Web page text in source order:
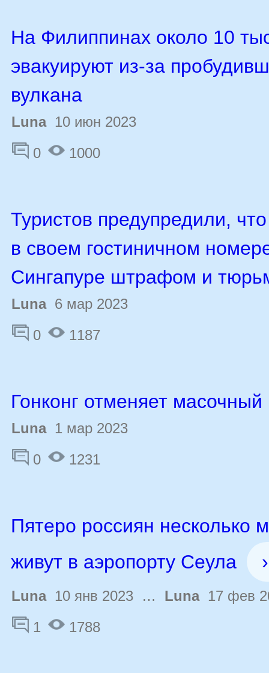
На Филиппинах около 10
эвакуируют из-за
вулкана
Luna10 июн 2023
0
1000
Туристов предупредили,
в своем гостиничном
Сингапуре штрафом и
Luna6 мар 2023
0
1187
Гонконг отменяет
Luna1 мар 2023
0
1231
Пятеро россиян несколько
живут в аэропорту Сеула
Luna10 янв 2023 … Luna17 фев
1
1788